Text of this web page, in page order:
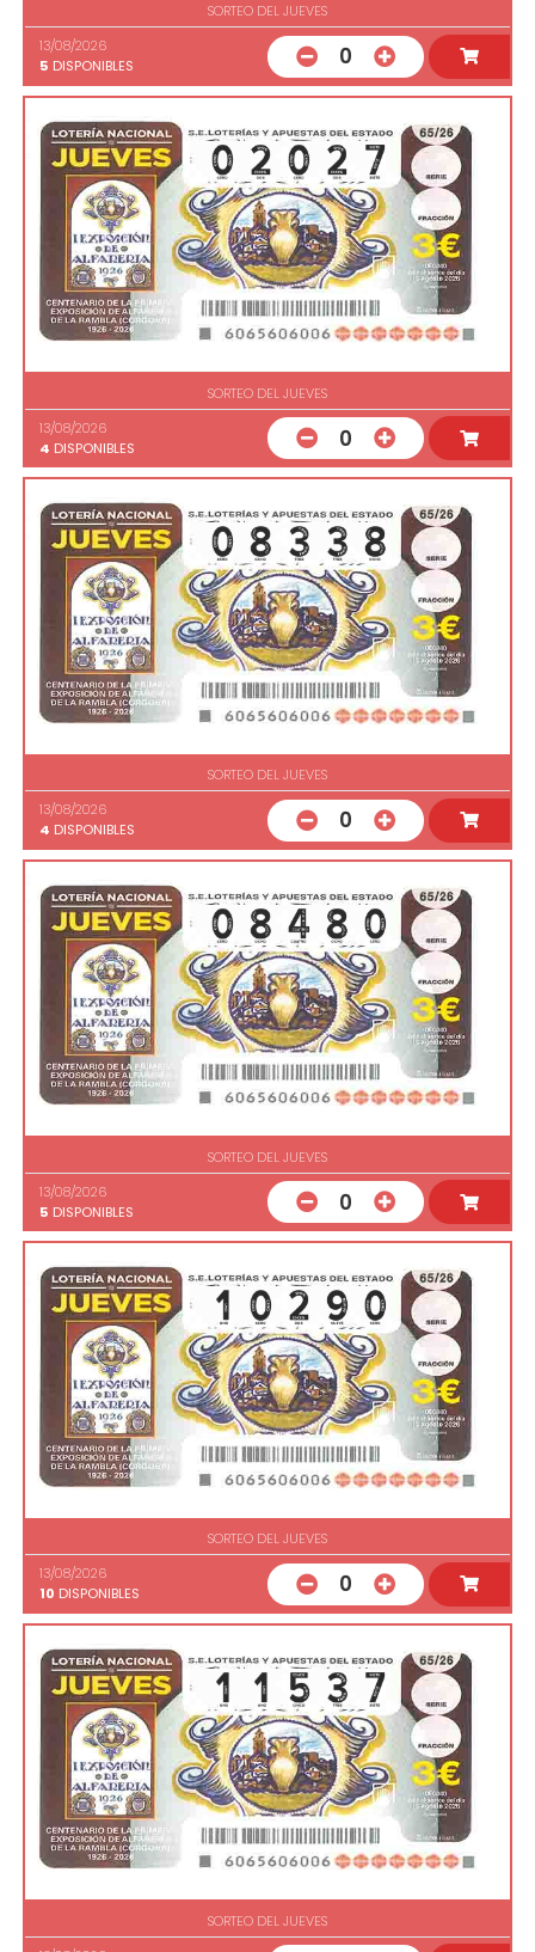
SORTEO DEL JUEVES
13/08/2026
5 DISPONIBLES 0
SORTEO DEL JUEVES
13/08/2026
4 DISPONIBLES 0
SORTEO DEL JUEVES
13/08/2026
4 DISPONIBLES 0
SORTEO DEL JUEVES
13/08/2026
5 DISPONIBLES 0
SORTEO DEL JUEVES
13/08/2026
10 DISPONIBLES 0
SORTEO DEL JUEVES